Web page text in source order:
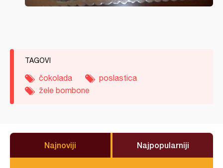
TAGOVI
čokolada
poslastica
žele bombone
Najnoviji Najpopularniji